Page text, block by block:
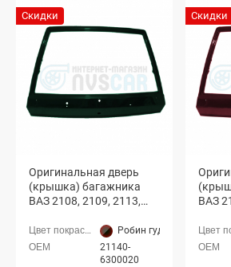
Скидки
Оригинальная дверь
(крышка) багажника
ВАЗ 2108, 2109, 2113,
(Робин гуд 391)
Робин гуд (391 чёрный
21140-
6300020
Скидки
ВАЗ